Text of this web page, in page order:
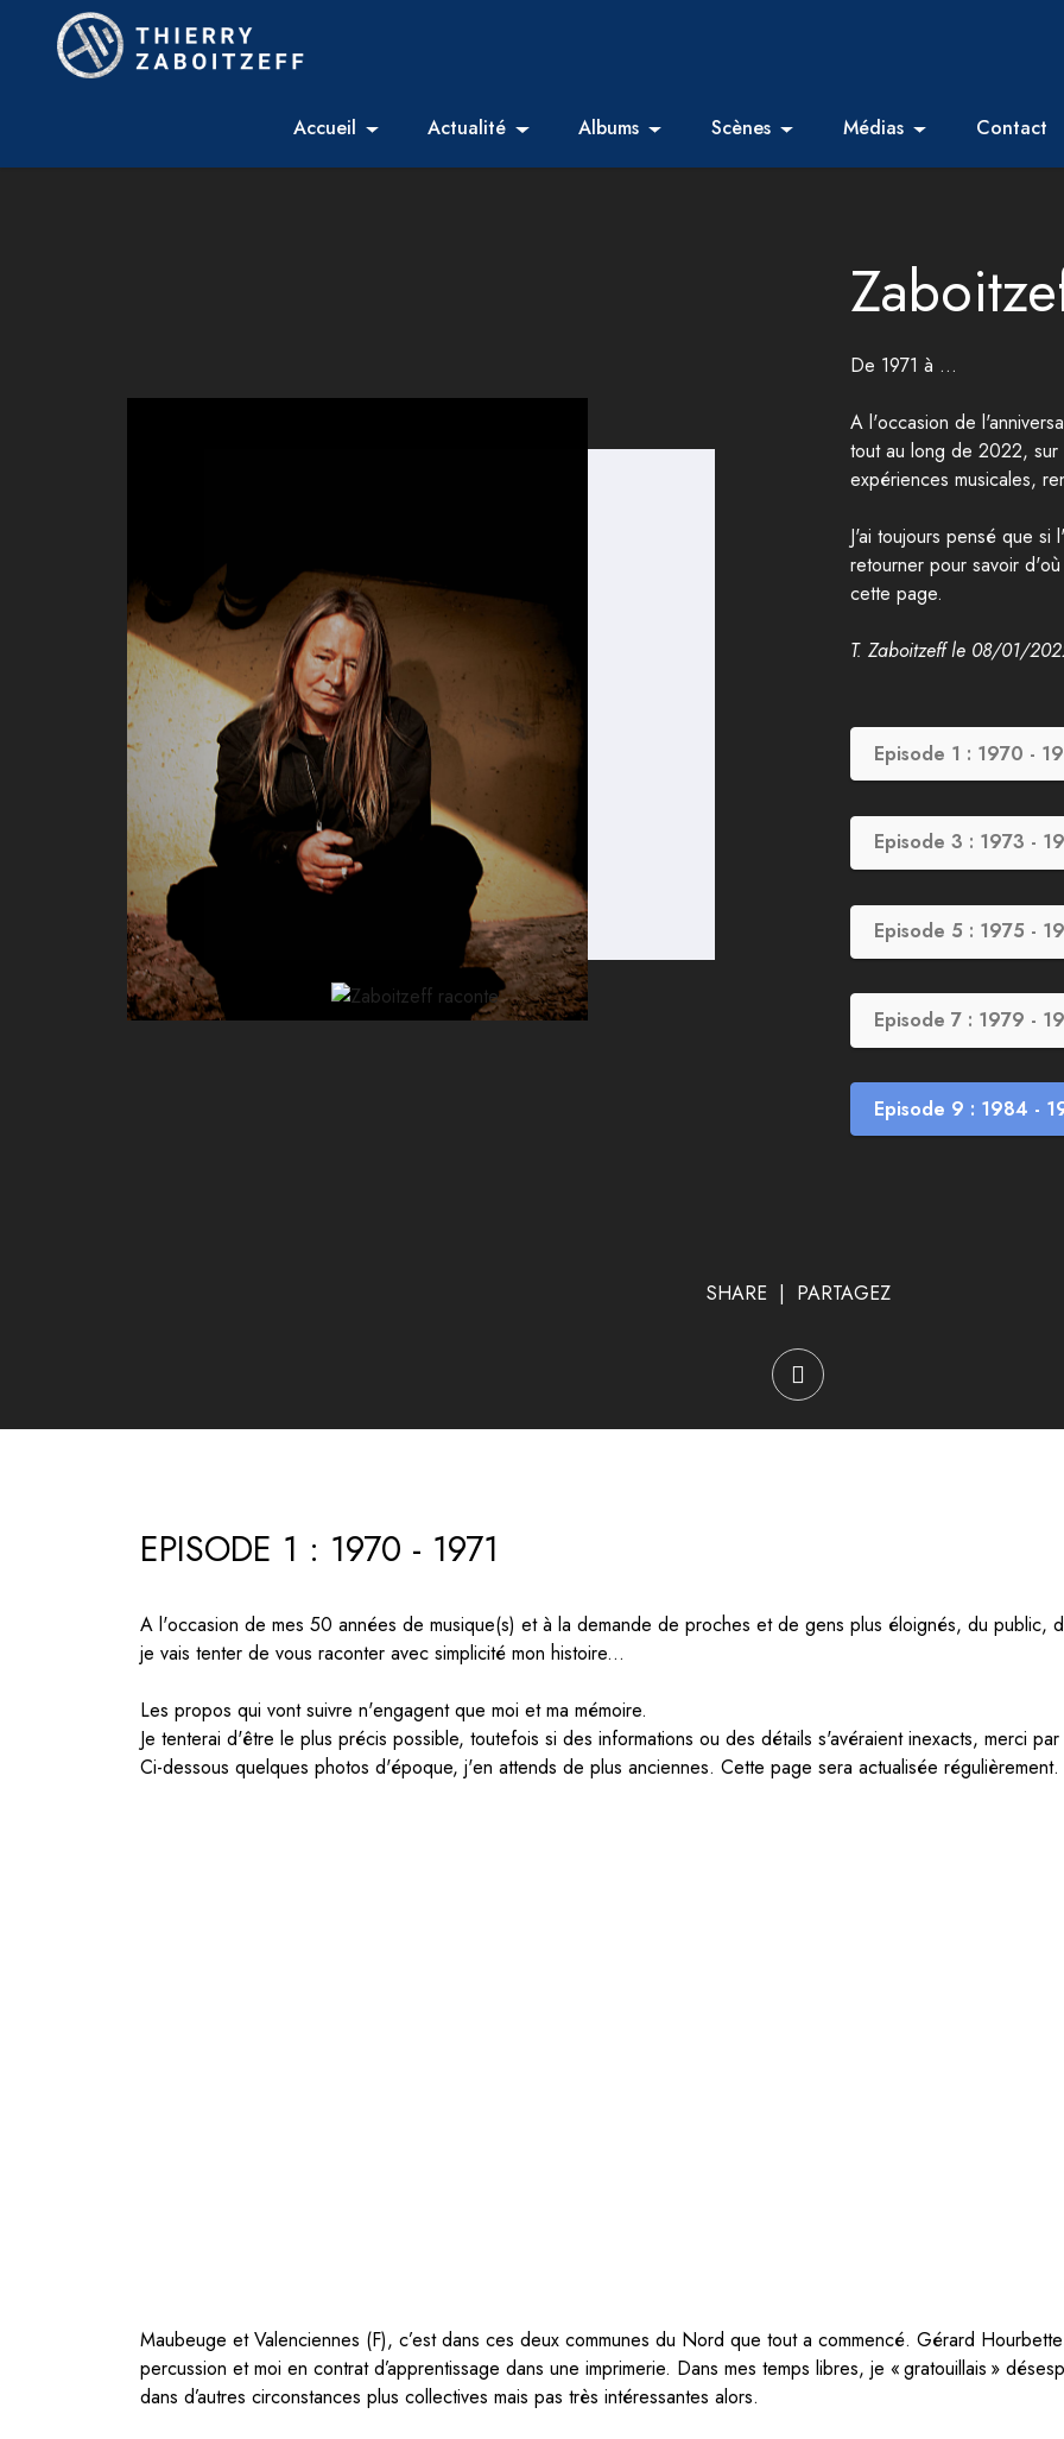
Accueil Actualité Albums Scènes Médias Contact
De 1971 à ...
A l'occasion de
tout au long de 2022, sur
expériences musicales,
J'ai toujours pensé que
retourner pour savoir
cette page.
T. Zaboitzeff le 08/01/
Episode 1 : 1970 -
Episode 3 : 1973 -
Episode 5 : 1975 -
Episode 7 : 1979 -
Episode 9 : 1984 -
SHARE | PARTAGEZ
EPISODE 1 : 1970 - 1971
A l'occasion de mes 50 années de musique(s) et à la demande de proches et de gens plus éloignés, du public,
je vais tenter de vous raconter avec simplicité mon histoire...
Les propos qui vont suivre n'engagent que moi et ma mémoire.
Je tenterai d'être le plus précis possible, toutefois si des informations ou des détails s'avéraient inexacts, merci
Ci-dessous quelques photos d'époque, j'en attends de plus anciennes. Cette page sera actualisée régulièrement.
Maubeuge et Valenciennes (F), c’est dans ces deux communes du Nord que tout a commencé. Gérard
percussion et moi en contrat d’apprentissage dans une imprimerie. Dans mes temps libres, je « gratouillais »
dans d’autres circonstances plus collectives mais pas très intéressantes alors.